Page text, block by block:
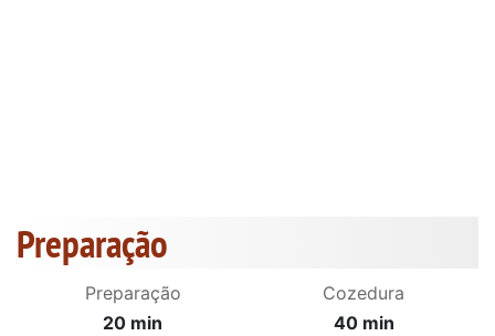
Preparação
Preparação
20 min
Cozedura
40 min